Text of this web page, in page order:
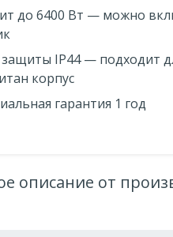
до 6400 Вт — можно
защиты IP44 — подходит
корпус
гарантия 1 год
описание от